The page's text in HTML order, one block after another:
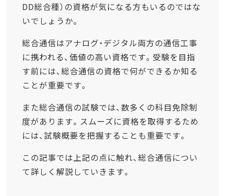
DD総合種）の資格が気になる方もいるのではな
いでしょうか。
総合通信はアナログ・デジタル両方の通信工事
に携われる、価値の高い資格です。受験を目指
す前には、総合通信の資格で何ができるか知る
ことが重要です。
また総合通信の試験では、数多くの科目免除制
度があります。スムーズに資格を取得するため
には、試験概要を把握することも重要です。
この記事では上記の点に触れ、総合通信につい
て詳しく解説していきます。